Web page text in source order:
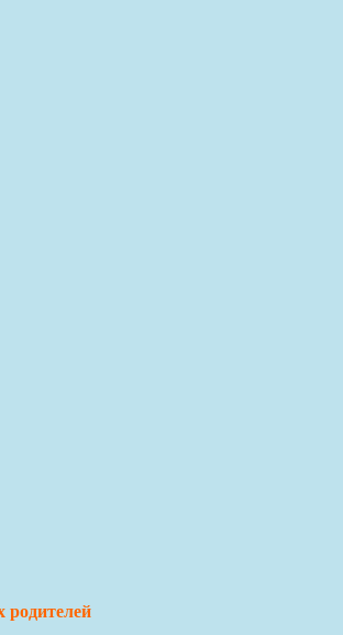
родителей